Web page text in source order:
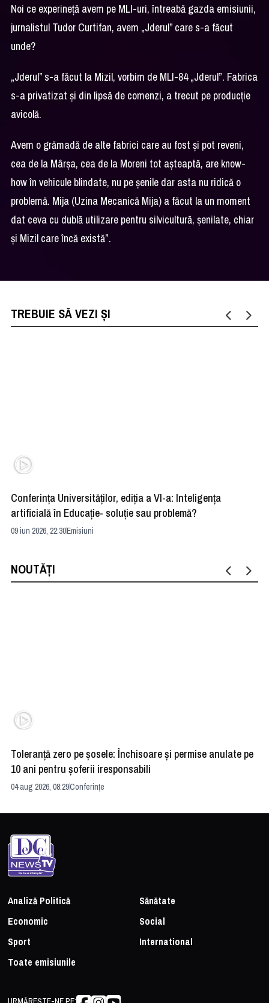
Noi ce experineță avem pe MLI-uri, întreabă gazda emisiunii,
jurnalistul Tudor Curtifan, avem „Jderul” care s-a făcut
unde?
„Jderul” s-a făcut la Mizil, vorbim de MLI-84 „Jderul”. Fabrica
s-a privatizat și din lipsă de comenzi, a trecut pe producție
avicolă.
Avem o grămadă de alte fabrici care au fost și pot reveni,
cea de la Mârșa, cea de la Moreni tot așteaptă, are know-
how în vehicule blindate, nu pe șenile dar asta nu ridică o
problemă. Mija (Uzina Mecanică Mija) a făcut la un moment
dat ceva cu dublă utilizare pentru silvicultură, șenilate, chiar
și Mizil care încă există”.
TREBUIE SĂ VEZI ȘI
Conferința Universităților, ediția a VI-a: Inteligența
artificială în Educație- soluție sau problemă?
09 iun 2026, 22:30Emisiuni
NOUTĂȚI
Toleranță zero pe șosele: Închisoare și permise anulate pe
10 ani pentru șoferii iresponsabili
04 aug 2026, 08:29Conferințe
Analiză Politică
Sănătate
Economic
Social
Sport
International
Toate emisiunile